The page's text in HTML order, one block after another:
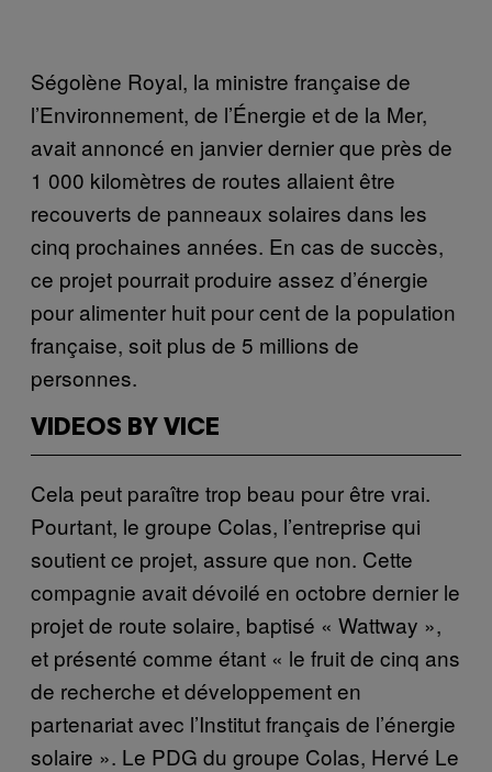
Ségolène Royal, la ministre française de
l’Environnement, de l’Énergie et de la Mer,
avait annoncé en janvier dernier que près de
1 000 kilomètres de routes allaient être
recouverts de panneaux solaires dans les
cinq prochaines années. En cas de succès,
ce projet pourrait produire assez d’énergie
pour alimenter huit pour cent de la population
française, soit plus de 5 millions de
personnes.
VIDEOS BY VICE
Cela peut paraître trop beau pour être vrai.
Pourtant, le groupe Colas, l’entreprise qui
soutient ce projet, assure que non. Cette
compagnie avait dévoilé en octobre dernier le
projet de route solaire, baptisé « Wattway »,
et présenté comme étant « le fruit de cinq ans
de recherche et développement en
partenariat avec l’Institut français de l’énergie
solaire ». Le PDG du groupe Colas, Hervé Le